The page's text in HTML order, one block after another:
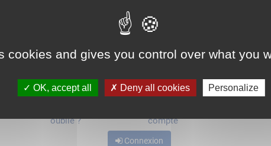
cookies and gives you control over what you
OK, accept all Deny all cookies Personalize
oublié ?
compte
Connexion